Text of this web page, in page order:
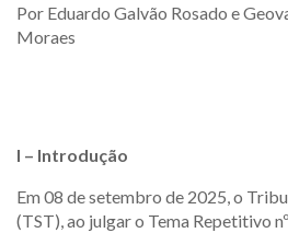
Por Eduardo Galvão Rosado e
Moraes
I – Introdução
Em 08 de setembro de 2025, o
(TST), ao julgar o Tema Repetitivo